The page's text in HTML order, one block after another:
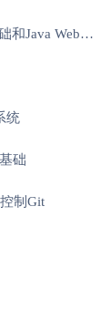
第十四阶段：Java编程基础和Java Web开发基础
统
础
制Git